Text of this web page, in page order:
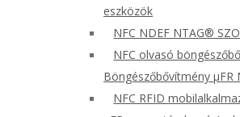
eszközök
NFC NDEF NTAG®
NFC olvasó
Böngészőbővítmény μFR
NFC RFID